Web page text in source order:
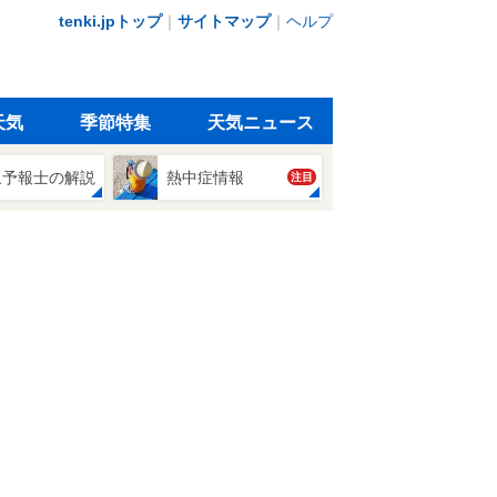
tenki.jpトップ｜ サイトマップ｜ ヘルプ
気 季節特集 天気ニュース
報士の解説 熱中症情報 注目